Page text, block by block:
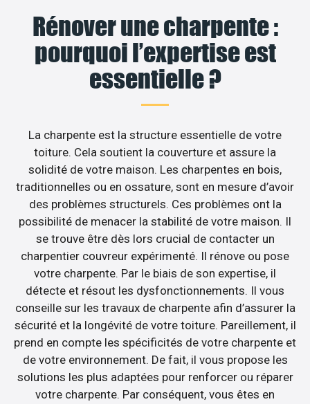
Rénover une charpente :
pourquoi l’expertise est
essentielle ?
La charpente est la structure essentielle de votre
toiture. Cela soutient la couverture et assure la
solidité de votre maison. Les charpentes en bois,
traditionnelles ou en ossature, sont en mesure d’avoir
des problèmes structurels. Ces problèmes ont la
possibilité de menacer la stabilité de votre maison. Il
se trouve être dès lors crucial de contacter un
charpentier couvreur expérimenté. Il rénove ou pose
votre charpente. Par le biais de son expertise, il
détecte et résout les dysfonctionnements. Il vous
conseille sur les travaux de charpente afin d’assurer la
sécurité et la longévité de votre toiture. Pareillement, il
prend en compte les spécificités de votre charpente et
de votre environnement. De fait, il vous propose les
solutions les plus adaptées pour renforcer ou réparer
votre charpente. Par conséquent, vous êtes en